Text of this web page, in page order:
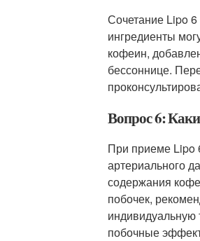
Сочетание Lipo
ингредиенты
кофеин,
бессоннице.
Вопрос 6:
При приеме Lipo
артериального
содержания
побочек,
индивидуальную
побочные